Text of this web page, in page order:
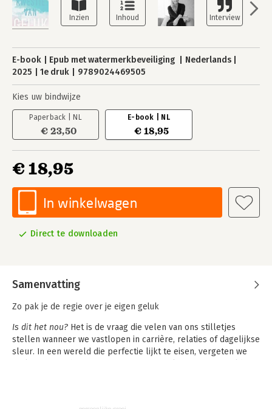
E-book Epub met watermerkbeveiliging
Nederlands
2025
1e druk 9789024469505
Kies uw bindwijze
Paperback | NL
€ 23,50
E-book | NL
€ 18,95
€ 18,95
In winkelwagen
Direct te downloaden
Samenvatting
Zo pak je de regie over je eigen geluk
Is dit het nou? Het is de vraag die velen van ons stilletjes
stellen wanneer we vastlopen in carrière, relaties of dagelijkse
sleur. In een wereld die perfectie lijkt te eisen, vergeten we